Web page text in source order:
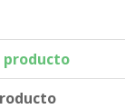
producto